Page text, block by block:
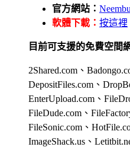
官方網站：
軟體下載： 按這裡
目前可支援的免費空間
2Shared.com、
DepositFiles.com、
EnterUpload.com、
FileDude.com、
FileSonic.com、
ImageShack.us、